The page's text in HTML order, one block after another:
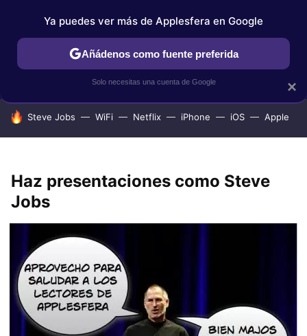
IPHONE TUTORIALES APPLESFERA SELECCIÓN
HOY SE HABLA DE
Steve Jobs WiFi Netflix iPhone iOS Apple
Haz presentaciones como Steve
Jobs
×
Ya puedes ver más de Applesfera en Google
Añádenos como fuente preferida
Solo necesitas una cuenta de Google